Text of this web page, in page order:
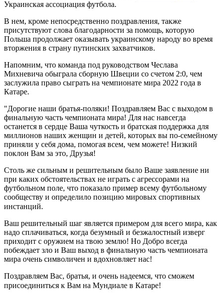
Украинская ассоциация футбола.
В нем, кроме непосредственно поздравления, также
присутствуют слова благодарности за помощь, которую
Польша продолжает оказывать украинскому народу во время
вторжения в страну путинских захватчиков.
Напомним, что команда под руководством Чеслава
Михневича обыграла сборную Швеции со счетом 2:0, чем
заслужила право сыграть на чемпионате мира 2022 года в
Катаре.
"Дорогие наши братья-поляки! Поздравляем Вас с выходом в
финальную часть чемпионата мира! Для нас навсегда
останется в сердце Ваша чуткость и братская поддержка для
миллионов наших женщин и детей, которых вы по-семейному
приняли у себя дома, помогая всем, чем можете! Низкий
поклон Вам за это, Друзья!
Столь же сильным и решительным было Ваше заявление ни
при каких обстоятельствах не играть с агрессорами на
футбольном поле, что показало пример всему футбольному
сообществу и определило позицию мировых спортивных
инстанций. ⠀
Ваш решительный шаг является примером для всего мира, как
надо сплачиваться, когда безумный и безжалостный изверг
приходит с оружием на твою землю! Но Добро всегда
побеждает зло и Ваш выход в финальную часть чемпионата
мира очень символичен и вдохновляет нас!
Поздравляем Вас, братья, и очень надеемся, что сможем
присоединиться к Вам на Мундиале в Катаре! ⠀